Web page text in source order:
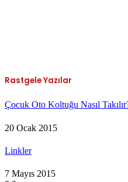
Rastgele Yazılar
Çocuk Oto Koltuğu Nasıl
20 Ocak 2015
Linkler
7 Mayıs 2015